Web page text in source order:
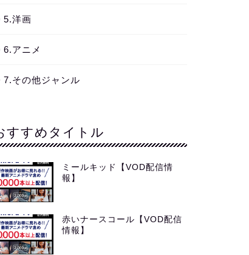
5.洋画
6.アニメ
7.その他ジャンル
すすめタイトル
ミールキッド【VOD配信情
報】
赤いナースコール【VOD配信
情報】